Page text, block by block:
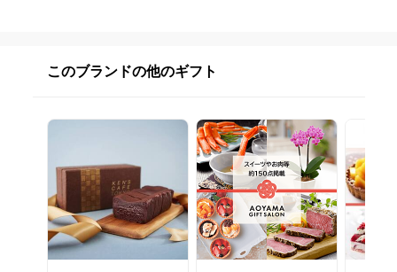
このブランドの他のギフト